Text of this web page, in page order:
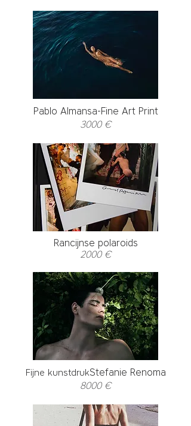
Pablo Almansa-Fine Art Print
3000 €
Rancijnse polaroids
2000 €
Fijne kunstdrukStefanie Renoma
8000 €